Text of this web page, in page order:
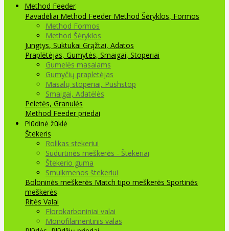
Method Feeder
Pavadėliai Method Feeder Method Šėryklos, Formos
Method Formos
Method Šėryklos
Jungtys, Suktukai Grąžtai, Adatos
Praplėtėjas, Gumytės, Smaigai, Stoperiai
Gumelės masalams
Gumyčių prapletėjas
Masalų stoperiai, Pushstop
Smaigai, Adatėlės
Peletės, Granulės
Method Feeder priedai
Plūdinė žūklė
Štekeris
Rolikas stekeriui
Sudurtinės meškerės - Štekeriai
Štekerio guma
Smulkmenos štekeriui
Boloninės meškerės Match tipo meškerės Sportinės
meškerės
Ritės Valai
Florokarboniniai valai
Monofilamentinis valas